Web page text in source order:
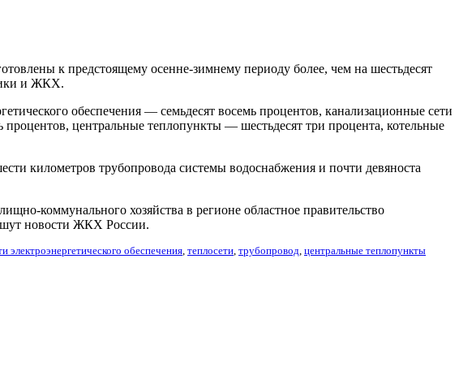
к предстоящему осенне-зимнему периоду более, чем на шестьдесят
и ЖКХ.
обеспечения — семьдесят восемь процентов, канализационные сети
центральные теплопункты — шестьдесят три процента, котельные
километров трубопровода системы водоснабжения и почти девяноста
коммунального хозяйства в регионе областное правительство
новости ЖКХ России.
электроэнергетического обеспечения, теплосети, трубопровод, центральные теплопункты